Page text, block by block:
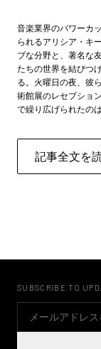
音楽業界のパワーカ
られるアリシア・キ
ブな分野と、著名な
たちの世界を結びつ
る。火曜日の夜、彼
術館展のレセプショ
で繰り広げられたの
記事全文を
SUBSCRIBE TO